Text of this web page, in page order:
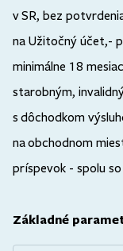
v SR, bez
na Užitočný účet,-
minimálne 18
starobným,
s dôchodkom
na obchodnom
príspevok - spolu
Základné